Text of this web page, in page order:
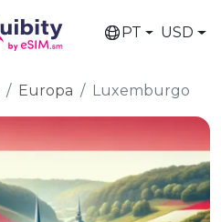
PT USD
Europa Luxemburgo